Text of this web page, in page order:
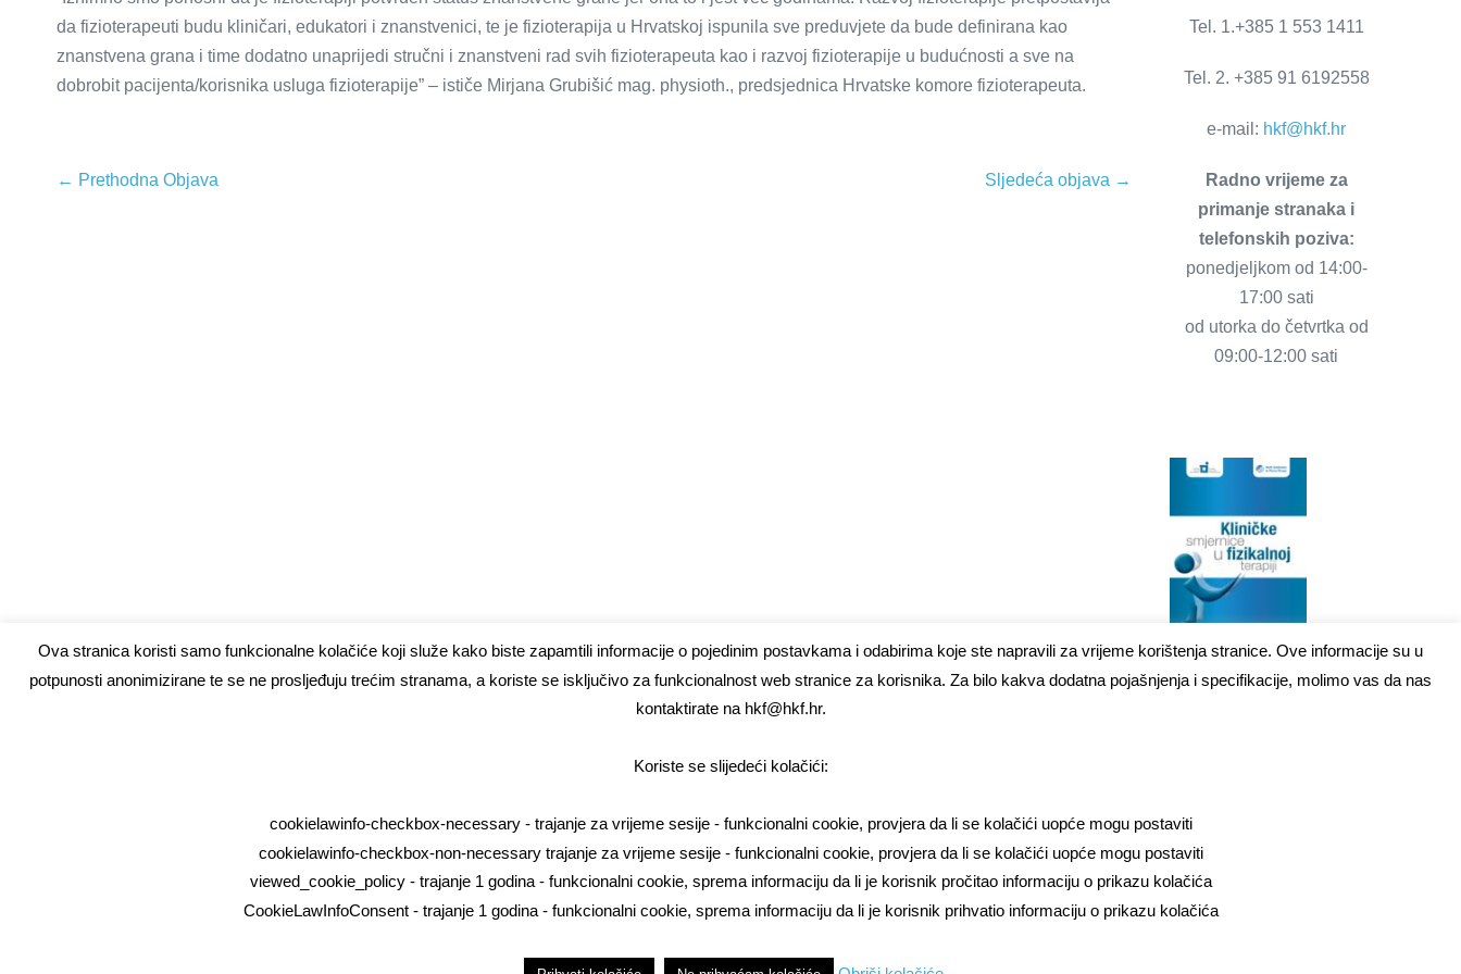
da fizioterapeuti budu kliničari, edukatori i znanstvenici, te je fizioterapija u Hrvatskoj ispunila sve preduvjete da bude definirana kao
znanstvena grana i time dodatno unaprijedi stručni i znanstveni rad svih fizioterapeuta kao i razvoj fizioterapije u budućnosti a sve na
dobrobit pacijenta/korisnika usluga fizioterapije” – ističe Mirjana Grubišić mag. physioth., predsjednica Hrvatske komore fizioterapeuta.
← Prethodna Objava Sljedeća objava →
Tel. 1.+385 1 553 1411
Tel. 2. +385 91 6192558
e-mail: hkf@hkf.hr
Radno vrijeme za
primanje stranaka i
telefonskih poziva:
ponedjeljkom od 14:00-
17:00 sati
od utorka do četvrtka od
09:00-12:00 sati
Ova stranica koristi samo funkcionalne kolačiće koji služe kako biste zapamtili informacije o pojedinim postavkama i odabirima koje ste napravili za vrijeme korištenja stranice. Ove informacije su u
potpunosti anonimizirane te se ne prosljeđuju trećim stranama, a koriste se isključivo za funkcionalnost web stranice za korisnika. Za bilo kakva dodatna pojašnjenja i specifikacije, molimo vas da nas
kontaktirate na hkf@hkf.hr.
Koriste se slijedeći kolačići:
cookielawinfo-checkbox-necessary - trajanje za vrijeme sesije - funkcionalni cookie, provjera da li se kolačići uopće mogu postaviti
cookielawinfo-checkbox-non-necessary trajanje za vrijeme sesije - funkcionalni cookie, provjera da li se kolačići uopće mogu postaviti
viewed_cookie_policy - trajanje 1 godina - funkcionalni cookie, sprema informaciju da li je korisnik pročitao informaciju o prikazu kolačića
CookieLawInfoConsent - trajanje 1 godina - funkcionalni cookie, sprema informaciju da li je korisnik prihvatio informaciju o prikazu kolačića